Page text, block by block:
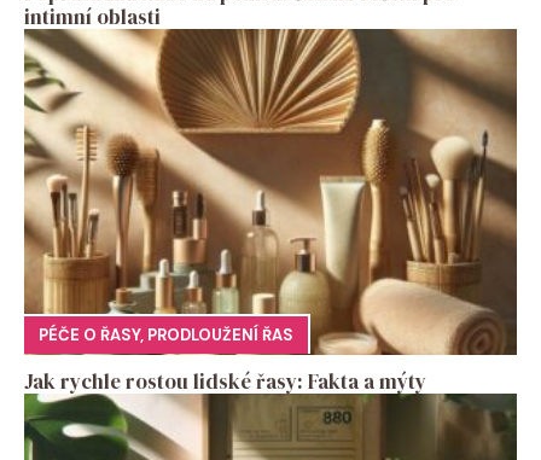
intimní oblasti
PÉČE O ŘASY, PRODLOUŽENÍ ŘAS
Jak rychle rostou lidské řasy: Fakta a mýty